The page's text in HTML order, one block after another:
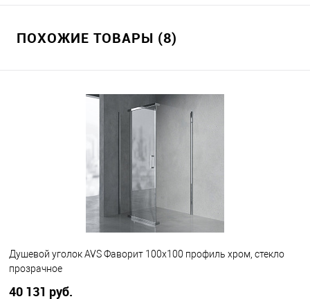
ПОХОЖИЕ ТОВАРЫ (8)
Душевой уголок AVS Фаворит 100x100 профиль хром, стекло
прозрачное
40 131 руб.